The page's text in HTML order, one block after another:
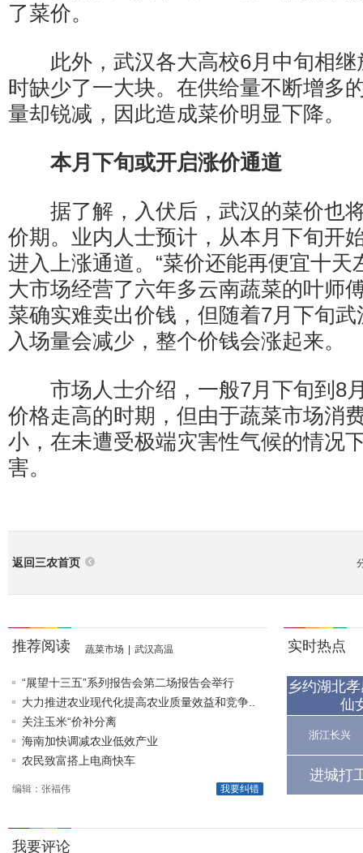
了菜价。
此外，武汉各大高校6月中旬相继
时缺少了一大块。在供给量不断增多
量却锐减，因此造成菜价明显下降。
本月下旬或开启涨价通道
据了解，入伏后，武汉的菜价也
价期。业内人士预计，从本月下旬开
进入上涨通道。“菜价还能再便宜十天
大市场经营了六年多云南蔬菜的叶师
菜确实难卖出价钱，但随着7月下旬
入场量会减少，整个价钱会涨起来。
市场人士介绍，一般7月下旬到8
价格走高的时期，但由于蔬菜市场消
小，在未遭受极端灾害性气候的情况
害。
返回三农首页
推荐阅读 蔬菜市场 武汉高温
“展望十三五”系列报告会第二场报告会举行
大力推进农业现代化提高农业质量效益和竞争..
关注玉米“价补分离
海南加快调减农业低效产业
农民致富搭上电商快车
我要纠错
编辑：张福伟
实时热点
乡约湖北
仙
浙江长兴
进城打